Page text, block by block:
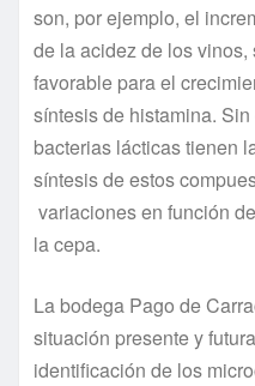
son, por ejemplo, el
de la acidez de los
favorable para el
síntesis de histamina.
bacterias lácticas tienen
síntesis de estos
variaciones en función
la cepa.
La bodega Pago de
situación presente y
identificación de los